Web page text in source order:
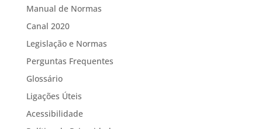
Manual de Normas
Canal 2020
Legislação e Normas
Perguntas Frequentes
Glossário
Ligações Úteis
Acessibilidade